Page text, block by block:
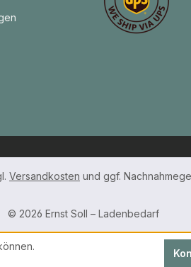
Versandkosten und ggf.
© 2026 Ernst Soll – Ladenbedarf